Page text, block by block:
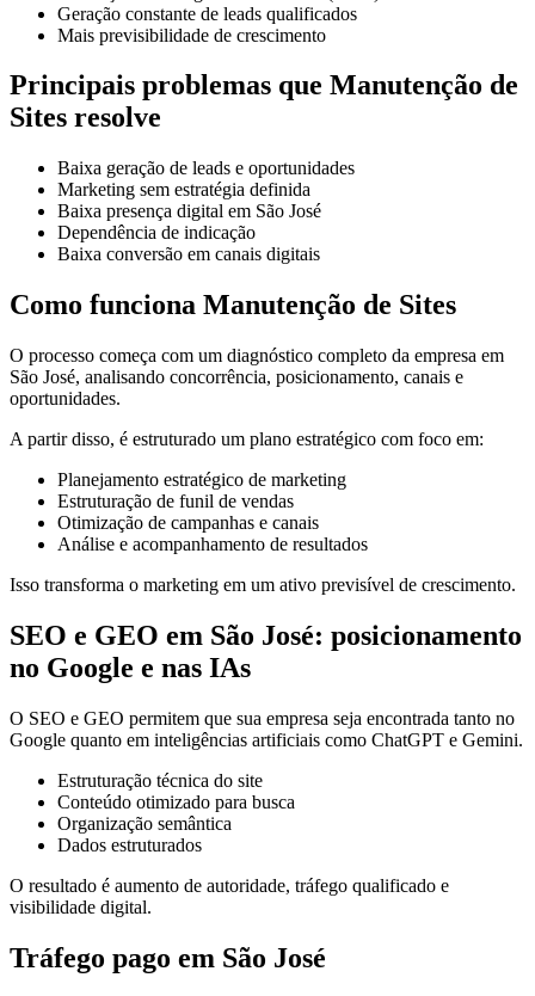
Geração constante de leads qualificados
Mais previsibilidade de crescimento
Principais problemas que Manutenção de
Sites resolve
Baixa geração de leads e oportunidades
Marketing sem estratégia definida
Baixa presença digital em São José
Dependência de indicação
Baixa conversão em canais digitais
Como funciona Manutenção de Sites
O processo começa com um diagnóstico completo da empresa em
São José, analisando concorrência, posicionamento, canais e
oportunidades.
A partir disso, é estruturado um plano estratégico com foco em:
Planejamento estratégico de marketing
Estruturação de funil de vendas
Otimização de campanhas e canais
Análise e acompanhamento de resultados
Isso transforma o marketing em um ativo previsível de crescimento.
SEO e GEO em São José: posicionamento
no Google e nas IAs
O SEO e GEO permitem que sua empresa seja encontrada tanto no
Google quanto em inteligências artificiais como ChatGPT e Gemini.
Estruturação técnica do site
Conteúdo otimizado para busca
Organização semântica
Dados estruturados
O resultado é aumento de autoridade, tráfego qualificado e
visibilidade digital.
Tráfego pago em São José